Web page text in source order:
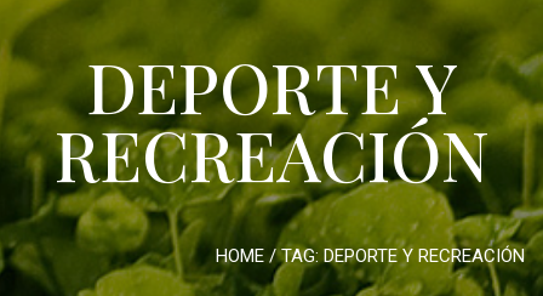
DEPORTE Y
RECREACIÓN
HOME / TAG:DEPORTE Y RECREACIÓN